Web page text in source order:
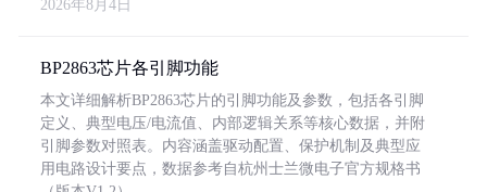
2026年8月4日
BP2863芯片各引脚功能
本文详细解析BP2863芯片的引脚功能及参数，包括各引脚
定义、典型电压/电流值、内部逻辑关系等核心数据，并附
引脚参数对照表。内容涵盖驱动配置、保护机制及典型应
用电路设计要点，数据参考自杭州士兰微电子官方规格书